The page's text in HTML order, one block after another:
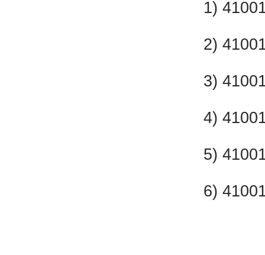
1)
2)
3)
4)
5)
6)